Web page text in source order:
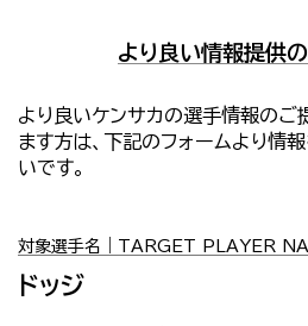
より良い情報提供
より良いケンサカの選手情報のご
ます方は、下記のフォームより情
いです。
対象選手名｜TARGET PLAYER
ドッジ